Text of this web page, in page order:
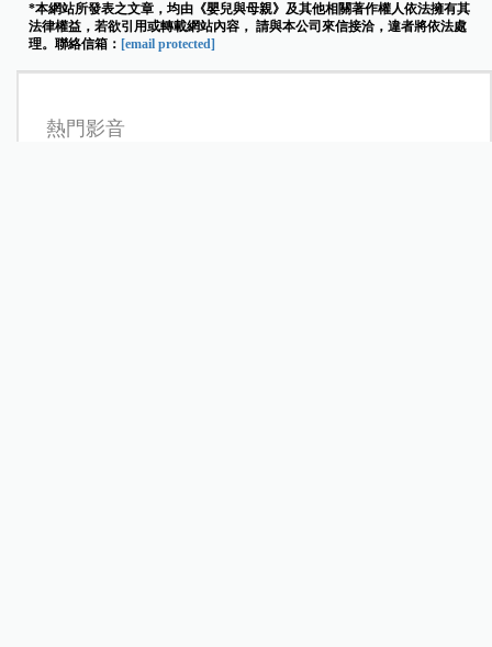
*本網站所發表之文章，均由《嬰兒與母親》及其他相關著作權人依法擁有其
法律權益，若欲引用或轉載網站內容， 請與本公司來信接洽，違者將依法處
理。聯絡信箱： [email protected]
熱門影音